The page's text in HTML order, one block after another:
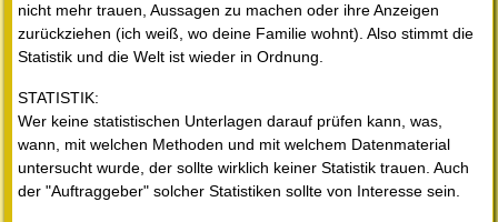
nicht mehr trauen, Aussagen zu machen oder ihre Anzeigen
zurückziehen (ich weiß, wo deine Familie wohnt). Also stimmt die
Statistik und die Welt ist wieder in Ordnung.
STATISTIK:
Wer keine statistischen Unterlagen darauf prüfen kann, was,
wann, mit welchen Methoden und mit welchem Datenmaterial
untersucht wurde, der sollte wirklich keiner Statistik trauen. Auch
der "Auftraggeber" solcher Statistiken sollte von Interesse sein.